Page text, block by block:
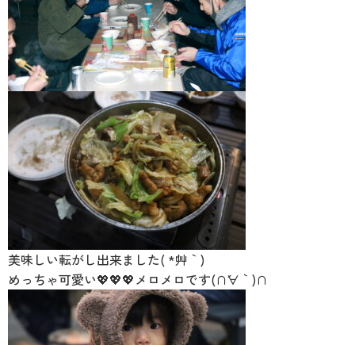
美味しい転がし出来ました( *´艸｀)
めっちゃ可愛い💖💖💖メロメロです(∩´∀｀)∩